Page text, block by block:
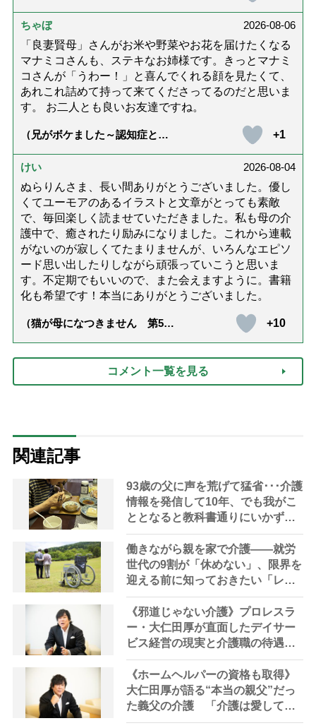
ちゃぼ
2026-08-06
「良妻賢母」さんがお米や野菜やお花を届けたくなる
マナミコさんも、ステキなお姉様です。きっとマナミ
コさんが「うわー！」と喜んでくれる顔を見たくて、
あれこれ詰めて持って来てくださってるのだと思いま
す。 お二人とも良いお友達ですね。
（兄がボケました～認知症と介
達』が届きました」）
+1
けい
2026-08-04
ぬらりんさま、長い間ありがとうございました。優し
くてユーモアのあるイラストと文章がとっても素敵
で、毎回楽しく読ませていただきました。私も母の介
護中で、癒されたり励みになりました。これから連載
がないのが寂しくてたまりませんが、いろんなエピソ
ード思い出したりしながら頑張っていこうと思いま
す。不定期でもいいので、また会えますように。書籍
化も希望です！本当にありがとうございました。
（猫が母になつきません 第500
+10
コメント一覧を見る
関連記事
93歳の父に声を荒げて猛省･･･介護
情報を発信して10年、でも我がこ
ととなると教科書通りにいかずに
ため息「感情と理性の狭間で右往
左往する現実」
働きながら親を家で介護――就労
世代の9割が「休めない」、限界を
迎える前に知っておきたい「レス
パイトケア」の選択肢
《邪道じゃない介護》プロレスラ
ー・大仁田厚が直面したデイサー
ビス経営の現実と介護職の待遇改
善の必要性 「介護職の人たち
が“自分も心豊かになれる”って思
えるような環境を作らないとダ
メ」
《ホームヘルパーの資格も取得》
大仁田厚が語る“本当の親父”だっ
た義父の介護 「介護は愛して育
ててくれた恩返しの気持ちがない